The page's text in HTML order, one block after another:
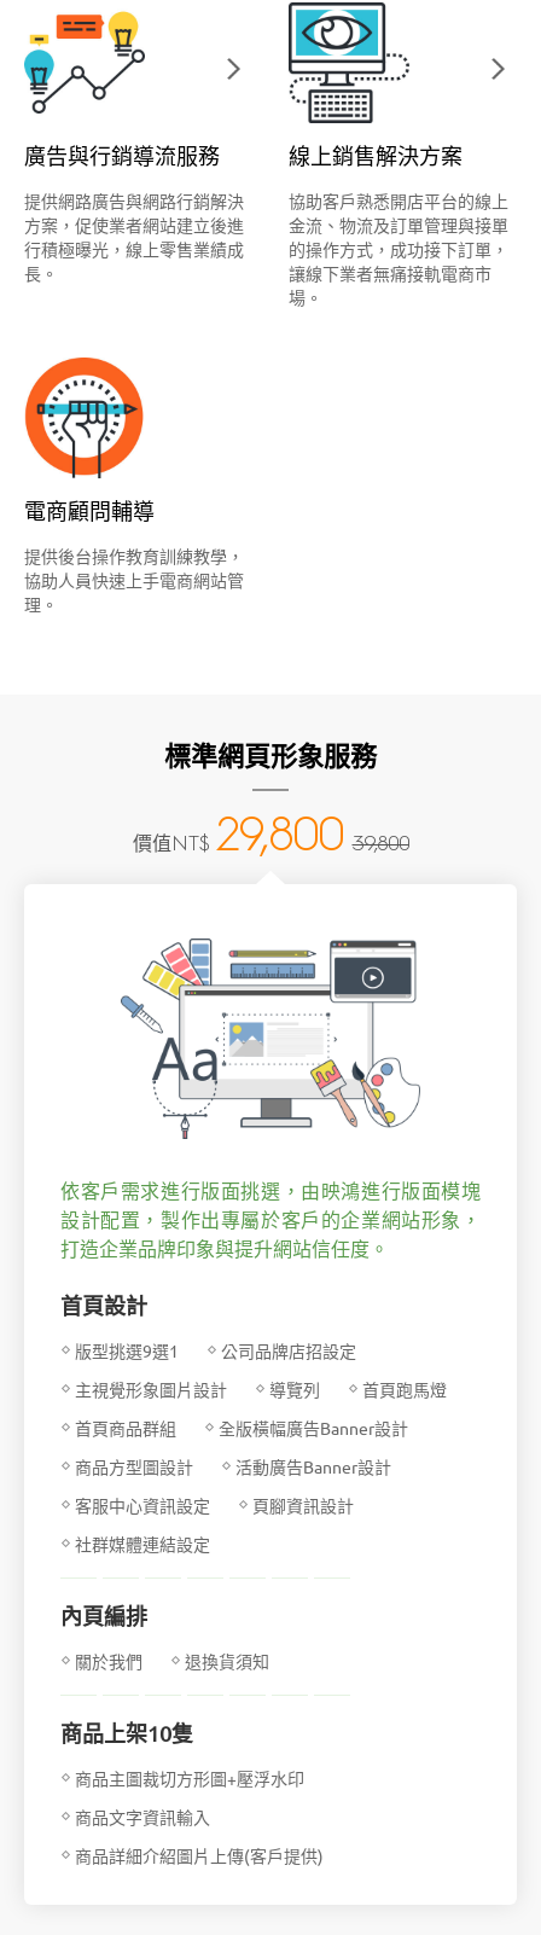
廣告與行銷導流服務
提供網路廣告與網路行銷解決
方案，促使業者網站建立後進
行積極曝光，線上零售業績成
長。
線上銷售解決方案
協助客戶熟悉開店平台的線上
金流、物流及訂單管理與接單
的操作方式，成功接下訂單，
讓線下業者無痛接軌電商市
場。
電商顧問輔導
提供後台操作教育訓練教學，
協助人員快速上手電商網站管
理。
標準網頁形象服務
價值NT$ 29,800 39,800
依客戶需求進行版面挑選，由映鴻進行版面模塊
設計配置，製作出專屬於客戶的企業網站形象，
打造企業品牌印象與提升網站信任度。
首頁設計
版型挑選9選1
公司品牌店招設定
主視覺形象圖片設計
導覽列
首頁跑馬燈
首頁商品群組
全版橫幅廣告Banner設計
商品方型圖設計
活動廣告Banner設計
客服中心資訊設定
頁腳資訊設計
社群媒體連結設定
內頁編排
關於我們 退換貨須知
商品上架10隻
商品主圖裁切方形圖+壓浮水印
商品文字資訊輸入
商品詳細介紹圖片上傳(客戶提供)